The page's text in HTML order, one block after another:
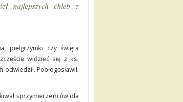
najlepszych chleb z
pielgrzymki czy święta
widzieć się z ks.
Pobłogosławił.
sprzymierzeńców dla